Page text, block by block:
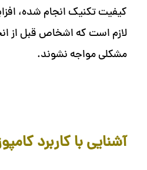
کیفیت تکنیک انجام شده،
لازم است که اشخاص قبل از
مشکلی مواجه نشوند.
آشنایی با کاربرد